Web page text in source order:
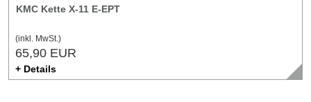
KMC Kette X-11 E-EPT
(inkl. MwSt.)
65,90 EUR
+ Details